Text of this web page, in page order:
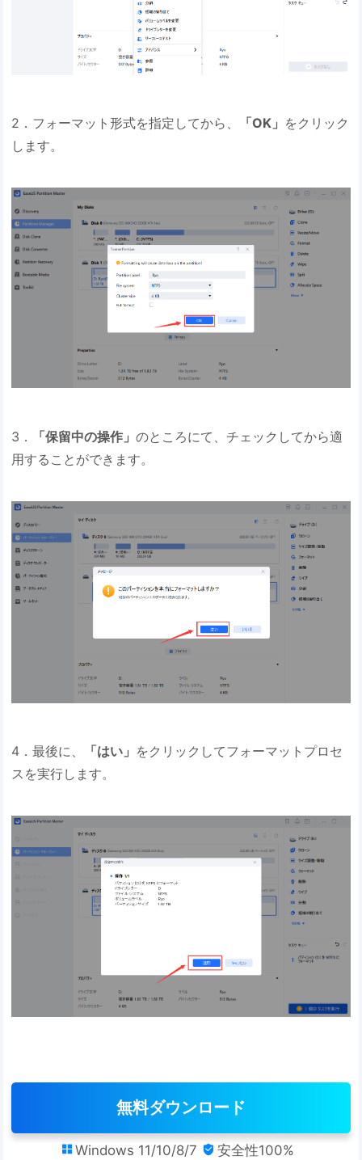
2．フォーマット形式を指定してから、 「OK」 をクリック
します。
3． 「保留中の操作」のところにて、チェックしてから適
用することができます。
4．最後に、 「はい」 をクリックしてフォーマットプロセ
スを実行します。
無料ダウンロード
 Windows 11/10/8/7  安全性100%